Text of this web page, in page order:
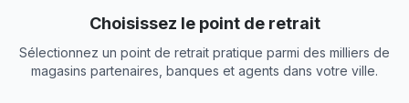
Choisissez le point de retrait
Sélectionnez un point de retrait pratique parmi des milliers de
magasins partenaires, banques et agents dans votre ville.